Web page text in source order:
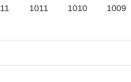
1011 1010 1009